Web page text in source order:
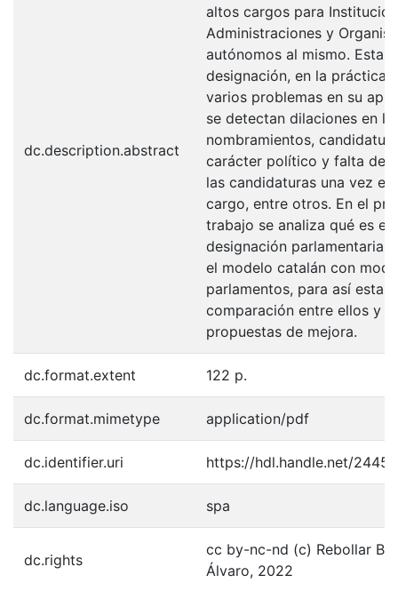
dc.description.abstract
altos cargos para
Administraciones y
autónomos al mismo. Esta
designación, en la práctica,
varios problemas en su
se detectan dilaciones en
nombramientos,
carácter político y falta de
las candidaturas una vez
cargo, entre otros. En el
trabajo se analiza qué es el
designación parlamentaria
el modelo catalán con
parlamentos, para así
comparación entre ellos y
propuestas de mejora.
dc.format.extent 122 p.
dc.format.mimetype application/pdf
dc.identifier.uri https://hdl.handle.net/2445/
dc.language.iso spa
dc.rights
cc by-nc-nd (c) Rebollar
Álvaro, 2022